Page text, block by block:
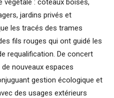
végétale : coteaux boisés,
jardins privés et
les tracés des trames
fils rouges qui ont guidé les
requalification. De concert
nouveaux espaces
gestion écologique et
des usages extérieurs